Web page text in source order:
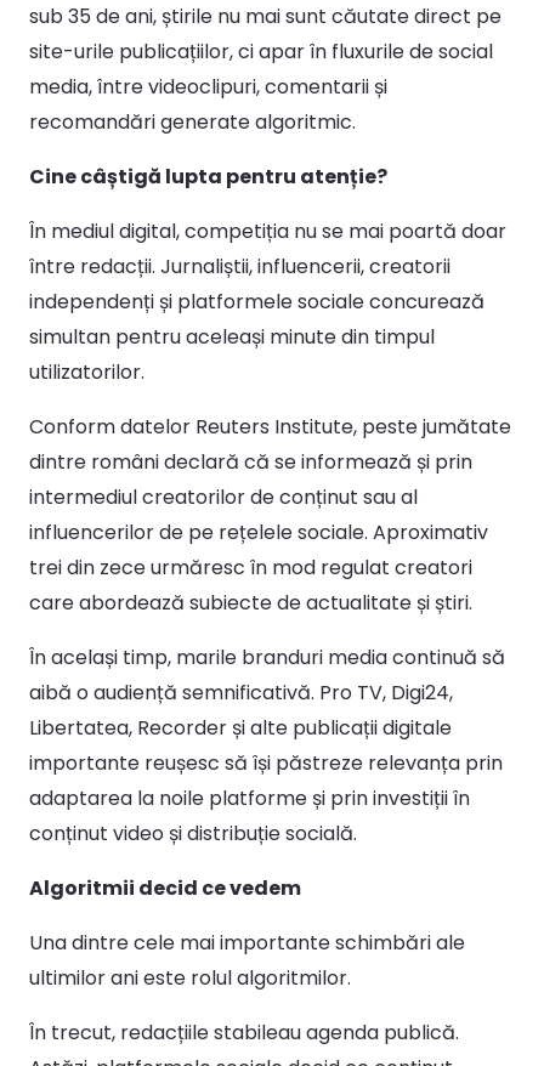
sub 35 de ani, știrile nu mai sunt căutate direct pe
site-urile publicațiilor, ci apar în fluxurile de social
media, între videoclipuri, comentarii și
recomandări generate algoritmic.
Cine câștigă lupta pentru atenție?
În mediul digital, competiția nu se mai poartă doar
între redacții. Jurnaliștii, influencerii, creatorii
independenți și platformele sociale concurează
simultan pentru aceleași minute din timpul
utilizatorilor.
Conform datelor Reuters Institute, peste jumătate
dintre români declară că se informează și prin
intermediul creatorilor de conținut sau al
influencerilor de pe rețelele sociale. Aproximativ
trei din zece urmăresc în mod regulat creatori
care abordează subiecte de actualitate și știri.
În același timp, marile branduri media continuă să
aibă o audiență semnificativă. Pro TV, Digi24,
Libertatea, Recorder și alte publicații digitale
importante reușesc să își păstreze relevanța prin
adaptarea la noile platforme și prin investiții în
conținut video și distribuție socială.
Algoritmii decid ce vedem
Una dintre cele mai importante schimbări ale
ultimilor ani este rolul algoritmilor.
În trecut, redacțiile stabileau agenda publică.